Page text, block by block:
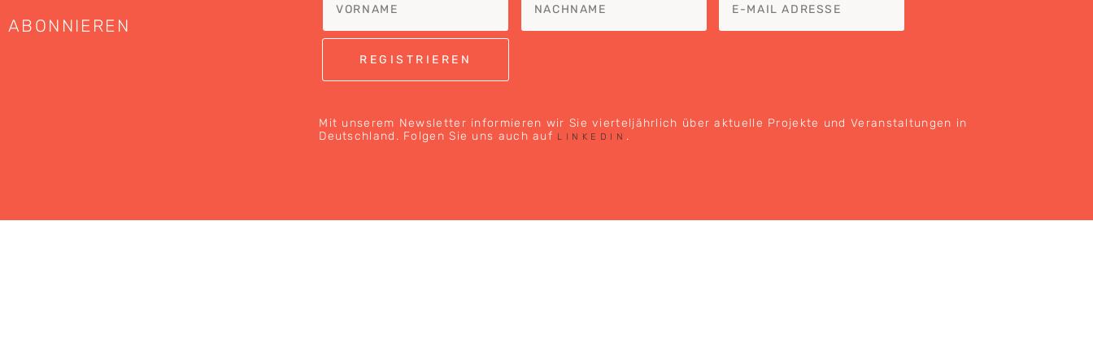
ABONNIEREN
Mit unserem Newsletter informieren wir Sie vierteljährlich über aktuelle Projekte und Veranstaltungen in
Deutschland. Folgen Sie uns auch auf LINKEDIN .